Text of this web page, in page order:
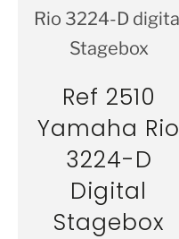
Ref 2510
Yamaha Rio
3224-D
Digital
Stagebox